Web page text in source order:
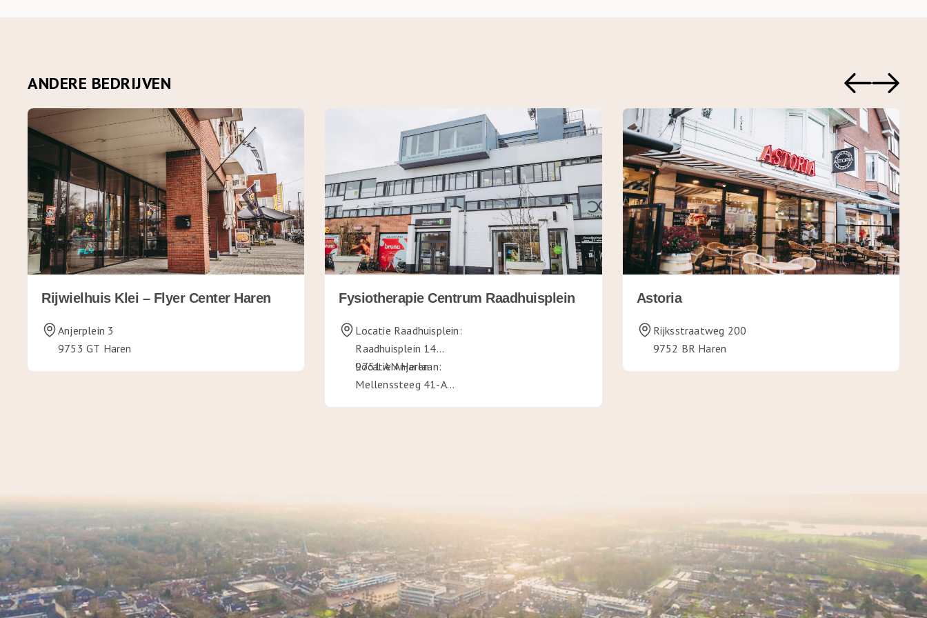
binnen nu en tien jaar de bestaande winkels door ontwikkelen en worden uitgebreid met verse, hoogwaardige
maaltijden. Maaltijden die zowel ter plekke als thuis gegeten kunnen worden.
”Qua service en technologische ontwikkelingen staat de verantwoorde supermarkt ook niet stil. Met de
Ekoplaza app kunnen consumenten gemakkelijk betrouwbare informatie over producten krijgen én online een
bestelling plaatsen. Voor mensen met weinig tijd zijn de maaltijdboxen van Ekomenu een uitkomst.
Dankzij de – nog steeds – groeiende interesse voor biologische en verantwoorde producten is het mogelijk
voor Ekoplaza om in te spelen op de huidige behoeftes en eenzelfde service te bieden als gewone
supermarkten. Toch zal de winkel nooit mainstream worden aldus Henk. “Reguliere supermarkten gaan uit van
rendement. Dat vinden wij ook belangrijk maar mag nooit leidend zijn. Iedere keer weer kiezen we voor
duurzaamheid en onze verantwoordelijkheid daarin. Brengt het mij in de richting die ik koester? Dát is de vraag
die je jezelf iedere keer moet durven stellen.”
ANDERE BEDRIJVEN
Rijwielhuis Klei – Flyer Center Haren
Anjerplein 3
9753 GT Haren
Fysiotherapie Centrum Raadhuisplein
Locatie Raadhuisplein:
Raadhuisplein 14
9751 AN Haren
Locatie Anjerlaan:
Mellenssteeg 41-A
Astoria
Rijksstraatweg 200
9752 BR Haren